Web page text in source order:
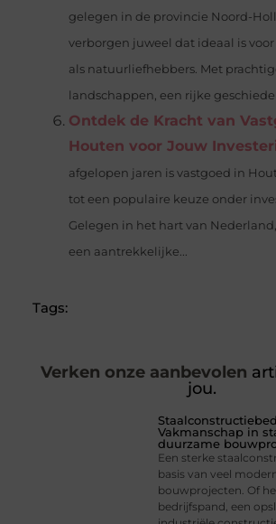
gelegen in de provincie Noord-
verborgen juweel dat ideaal is
als natuurliefhebbers. Met
landschappen, een rijke
Ontdek de Kracht van
Houten voor Jouw
afgelopen jaren is vastgoed in
tot een populaire keuze onder
Gelegen in het hart van
een aantrekkelijke...
Tags:
Verken onze aanbevolen
jou.
Vakmanschap in
duurzame
Een sterke
basis van veel
bouwprojecten. Of
bedrijfspand, een